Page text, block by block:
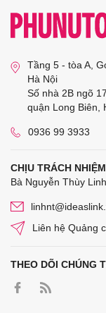
Tầng 5 - tòa A,
Hà Nội
Số nhà 2B ngõ
quận Long Biên,
0936 99 3933
CHỊU TRÁCH
Bà Nguyễn Thùy Linh
Liên hệ Quảng
THEO DÕI CHÚNG